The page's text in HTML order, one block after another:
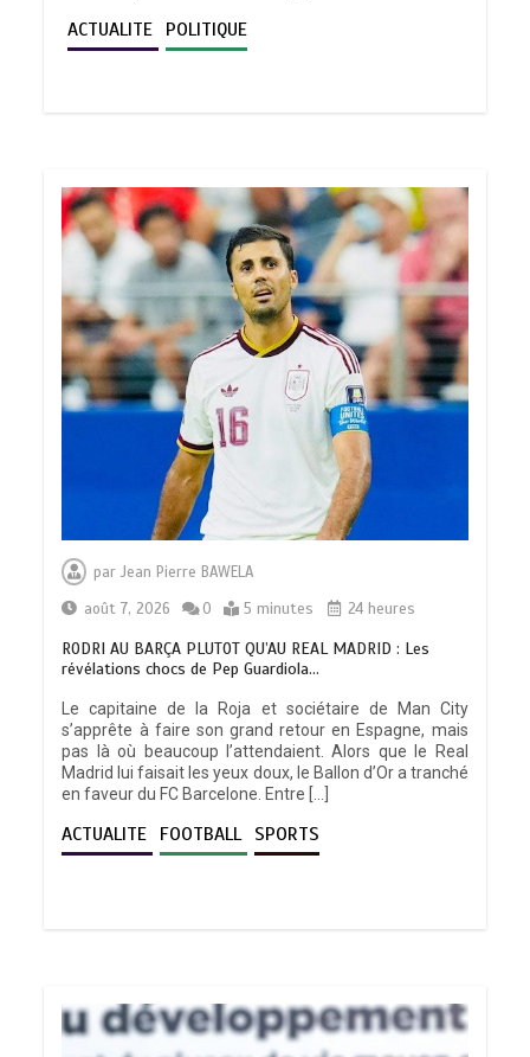
ACTUALITE POLITIQUE
parJean Pierre BAWELA
août 7, 2026
0 5 minutes 24 heures
RODRI AU BARÇA PLUTOT QU’AU REAL MADRID : Les
révélations chocs de Pep Guardiola…
Le capitaine de la Roja et sociétaire de Man City
s’apprête à faire son grand retour en Espagne, mais
pas là où beaucoup l’attendaient. Alors que le Real
Madrid lui faisait les yeux doux, le Ballon d’Or a tranché
en faveur du FC Barcelone. Entre […]
ACTUALITE FOOTBALL SPORTS